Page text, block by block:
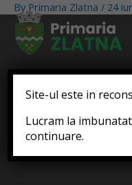
By Primaria Zlatna / 24
Site-ul este in
Lucram la
continuare.